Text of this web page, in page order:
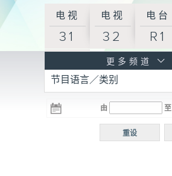
电视
31
电视
32
电台
R1
R3
电台 电台
R5
电台
普通
更多频道
节目语言／类别
由 至
重设